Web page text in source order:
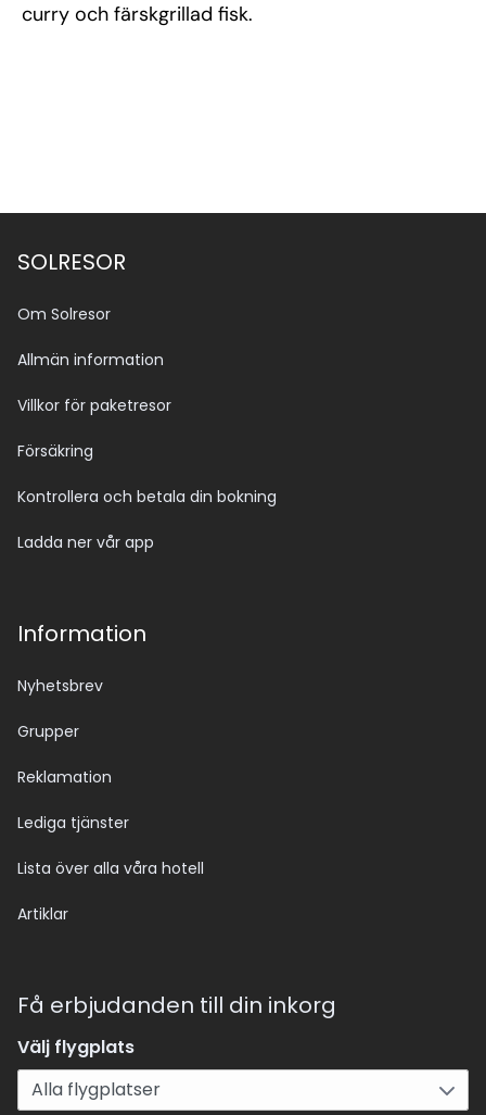
curry och färskgrillad fisk.
SOLRESOR
Om Solresor
Allmän information
Villkor för paketresor
Försäkring
Kontrollera och betala din bokning
Ladda ner vår app
Information
Nyhetsbrev
Grupper
Reklamation
Lediga tjänster
Lista över alla våra hotell
Artiklar
Få erbjudanden till din inkorg
Välj flygplats